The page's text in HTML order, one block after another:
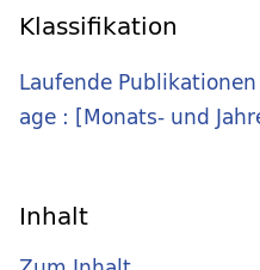
Klassifikation
Laufende
age : [Monats- und
Inhalt